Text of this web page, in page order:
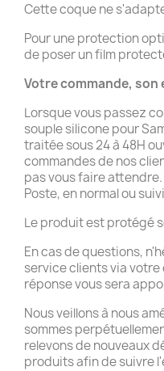
Cette coque ne
Pour une protection
de poser un film
Votre commande,
Lorsque vous passez
souple silicone pour
traitée sous 24 à 48H
commandes de nos
pas vous faire
Poste, en normal ou
Le produit est protégé
En cas de questions,
service clients via
réponse vous sera
Nous veillons à nous
sommes
relevons de nouveaux
produits afin de suivre